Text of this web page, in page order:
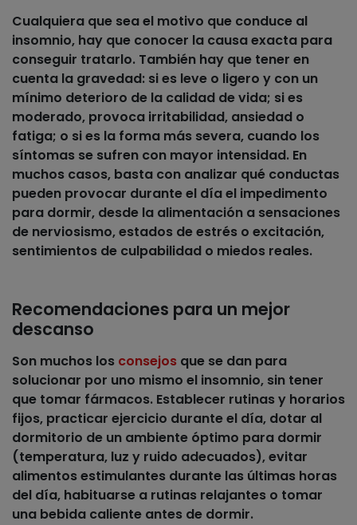
Cualquiera que sea el motivo que conduce al
insomnio, hay que conocer la causa exacta para
conseguir tratarlo. También hay que tener en
cuenta la gravedad: si es leve o ligero y con un
mínimo deterioro de la calidad de vida; si es
moderado, provoca irritabilidad, ansiedad o
fatiga; o si es la forma más severa, cuando los
síntomas se sufren con mayor intensidad. En
muchos casos, basta con analizar qué conductas
pueden provocar durante el día el impedimento
para dormir, desde la alimentación a sensaciones
de nerviosismo, estados de estrés o excitación,
sentimientos de culpabilidad o miedos reales.
Recomendaciones para un mejor
descanso
Son muchos los consejos que se dan para
solucionar por uno mismo el insomnio, sin tener
que tomar fármacos. Establecer rutinas y horarios
fijos, practicar ejercicio durante el día, dotar al
dormitorio de un ambiente óptimo para dormir
(temperatura, luz y ruido adecuados), evitar
alimentos estimulantes durante las últimas horas
del día, habituarse a rutinas relajantes o tomar
una bebida caliente antes de dormir.